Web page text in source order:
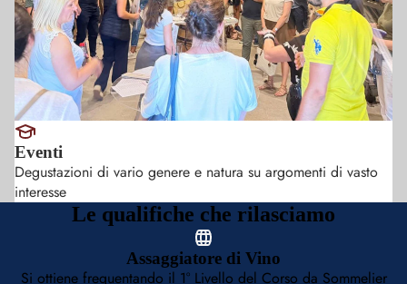
Eventi
Degustazioni di vario genere e natura su argomenti di vasto
interesse
Le qualifiche che rilasciamo
Assaggiatore di Vino
Si ottiene frequentando il 1° Livello del Corso da Sommelier